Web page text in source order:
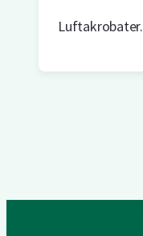
Luftakrobater.